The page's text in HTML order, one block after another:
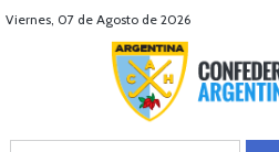
Viernes, 07 de Agosto de 2026